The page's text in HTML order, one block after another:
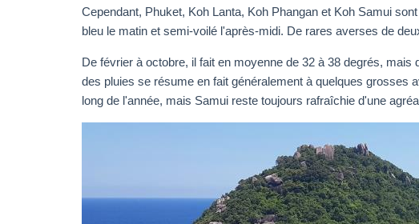
Cependant, Phuket, Koh Lanta, Koh Phangan et Koh Samui
bleu le matin et semi-voilé l'après-midi. De rares averses de
De février à octobre, il fait en moyenne de 32 à 38 degrés,
des pluies se résume en fait généralement à quelques
long de l'année, mais Samui reste toujours rafraîchie d'une